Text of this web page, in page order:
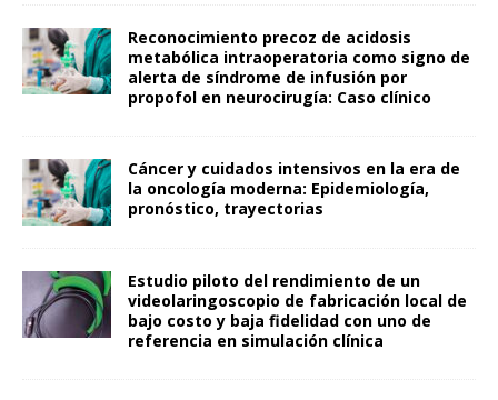
Reconocimiento precoz de acidosis
metabólica intraoperatoria como signo de
alerta de síndrome de infusión por
propofol en neurocirugía: Caso clínico
Cáncer y cuidados intensivos en la era de
la oncología moderna: Epidemiología,
pronóstico, trayectorias
Estudio piloto del rendimiento de un
videolaringoscopio de fabricación local de
bajo costo y baja fidelidad con uno de
referencia en simulación clínica